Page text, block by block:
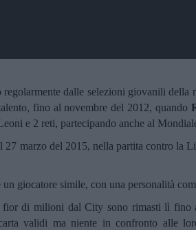
dalle selezioni giovanili della
fino al novembre del 2012, quando
e 2 reti, partecipando anche al
27 marzo del 2015, nella partita contro la
giocatore simile, con una personalità
fior di milioni dal City sono rimasti lì fino
validi ma niente in confronto alle